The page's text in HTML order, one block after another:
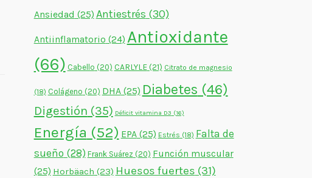
Ansiedad (25) Antiestrés (30)
Antiinflamatorio (24) Antioxidante
(66) Cabello (20) CARLYLE(21) Citrato de magnesio
(18) Colágeno (20) DHA(25) Diabetes (46)
Digestión (35) Déficit vitamina D3 (16)
Energía (52) EPA(25) Estrés (18) Falta de
sueño (28) Frank Suárez (20) Función muscular
(25) Horbäach (23) Huesos fuertes (31)